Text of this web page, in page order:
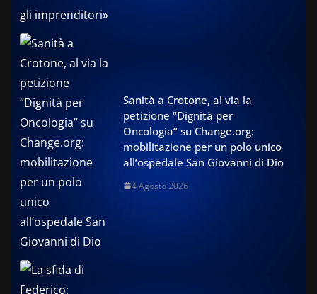
Sanità a Crotone, al via la
petizione “Dignità per
Oncologia” su Change.org:
mobilitazione per un polo unico
all’ospedale San Giovanni di Dio
4 Agosto 2026